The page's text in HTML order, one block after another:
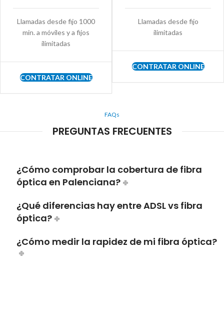
Llamadas desde fijo 1000
min. a móviles y a fijos
ilimitadas
CONTRATAR ONLINE
Llamadas desde fijo
ilimitadas
CONTRATAR ONLINE
FAQs
PREGUNTAS FRECUENTES
¿Cómo comprobar la cobertura de fibra
óptica en Palenciana?
¿Qué diferencias hay entre ADSL vs fibra
óptica?
¿Cómo medir la rapidez de mi fibra óptica?